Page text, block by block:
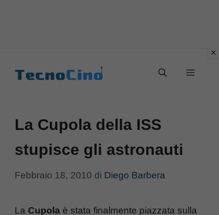
Menu
La Cupola della ISS
stupisce gli astronauti
Febbraio 18, 2010 di Diego Barbera
La Cupola è stata finalmente piazzata sulla